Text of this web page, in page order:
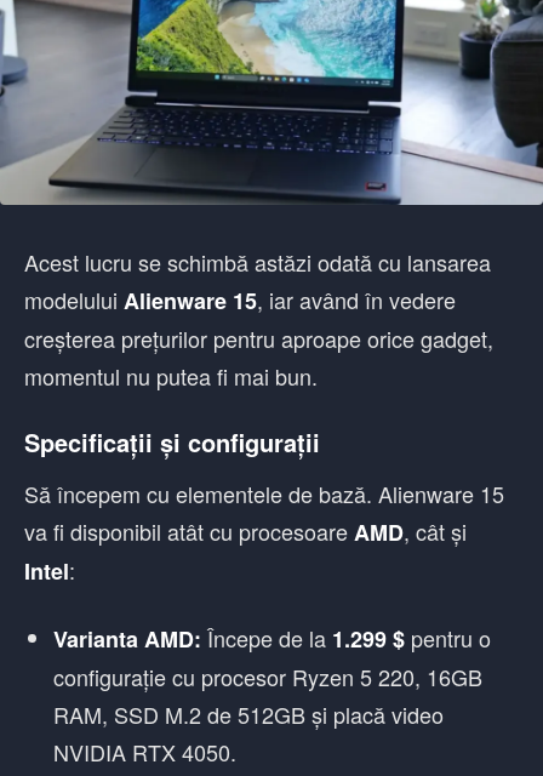
Acest lucru se schimbă astăzi odată cu lansarea
modelului Alienware 15, iar având în vedere
creșterea prețurilor pentru aproape orice gadget,
momentul nu putea fi mai bun.
Specificații și configurații
Să începem cu elementele de bază. Alienware 15
va fi disponibil atât cu procesoareAMD, cât și
Intel:
Varianta AMD: Începe de la 1.299 $ pentru o
configurație cu procesor Ryzen 5 220, 16GB
RAM, SSD M.2 de 512GB și placă video
NVIDIA RTX 4050.